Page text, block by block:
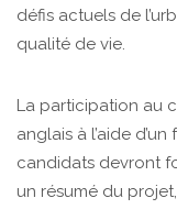
défis actuels de
qualité de vie.
La participation au
anglais à l’aide
candidats devront
un résumé du